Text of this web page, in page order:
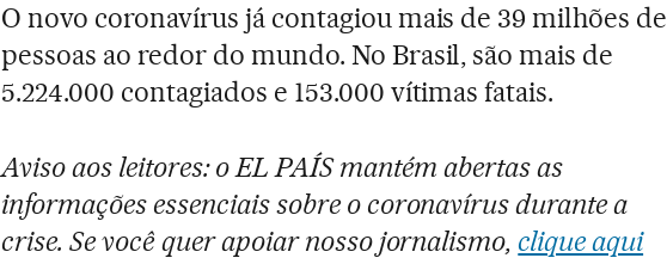
O novo coronavírus já contagiou mais de 39 milhões de
pessoas ao redor do mundo. No Brasil, são mais de
5.224.000 contagiados e 153.000 vítimas fatais.
Aviso aos leitores: o EL PAÍS mantém abertas as
informações essenciais sobre o coronavírus durante a
crise. Se você quer apoiar nosso jornalismo, clique aqui